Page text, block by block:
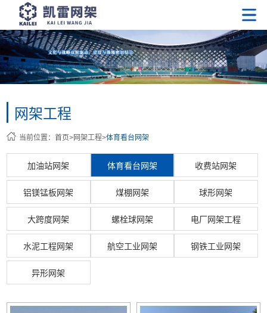
网架工程
当前位置：首页>网架工程>体育看台网架
加油站网架 体育看台网架 收费站网架
铝镁锰板网架 煤棚网架 球形网架
大跨度网架 螺栓球网架 电厂网架工程
水泥工程网架 航空工业网架 钢铁工业网架
异形网架